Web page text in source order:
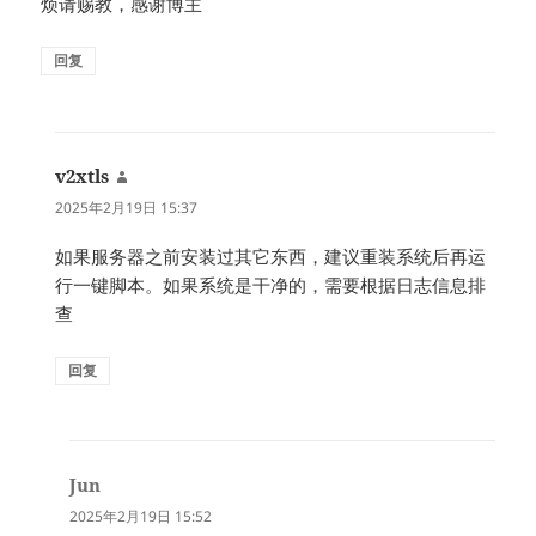
回复
v2xtls
道：
2025年2月19日 15:37
如果服务器之前安装过其它东西，建议重装系统后再运
行一键脚本。如果系统是干净的，需要根据日志信息排
查
回复
Jun
道：
2025年2月19日 15:52